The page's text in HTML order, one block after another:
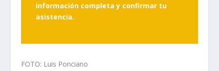
información completa y confirmar tu
asistencia.
FOTO: Luis Ponciano